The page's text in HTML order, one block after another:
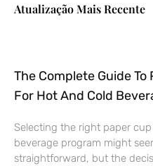
Atualização Mais Recente
The Complete Guide To
For Hot And Cold
Selecting the right paper
beverage program might
straightforward, but the